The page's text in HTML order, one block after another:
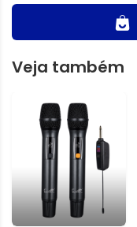
Veja também